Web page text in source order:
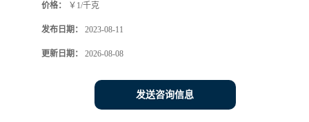
价格： ￥1/千克
发布日期： 2023-08-11
更新日期： 2026-08-08
发送咨询信息